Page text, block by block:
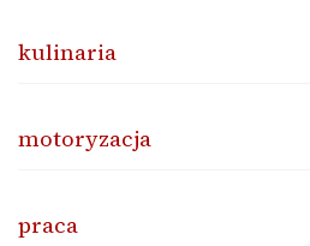
kulinaria
motoryzacja
praca